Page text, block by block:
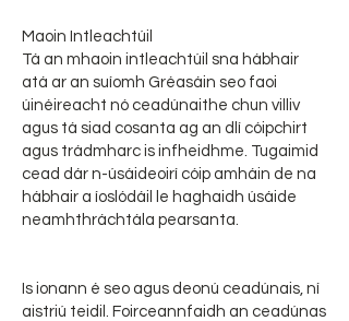
Maoin Intleachtúil
Tá an mhaoin intleachtúil sna hábhair
atá ar an suíomh Gréasáin seo faoi
úinéireacht nó ceadúnaithe chun villiv
agus tá siad cosanta ag an dlí cóipchirt
agus trádmharc is infheidhme. Tugaimid
cead dár n-úsáideoirí cóip amháin de na
hábhair a íoslódáil le haghaidh úsáide
neamhthráchtála pearsanta.
Is ionann é seo agus deonú ceadúnais, ní
aistriú teidil. Foirceannfaidh an ceadúnas